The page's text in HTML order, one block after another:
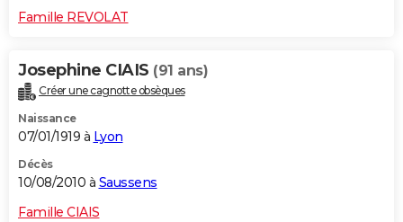
Famille REVOLAT
Josephine CIAIS (91 ans)
Créer une cagnotte obsèques
Naissance
07/01/1919 à Lyon
Décès
10/08/2010 à Saussens
Famille CIAIS